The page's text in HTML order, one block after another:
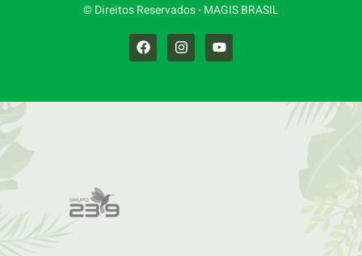
© Direitos Reservados - MAGIS BRASIL